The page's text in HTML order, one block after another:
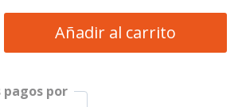
Añadir al carrito
pagos por